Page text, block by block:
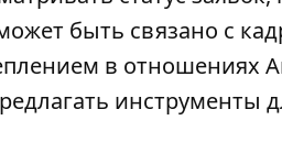
быть связано с
в отношениях
инструменты